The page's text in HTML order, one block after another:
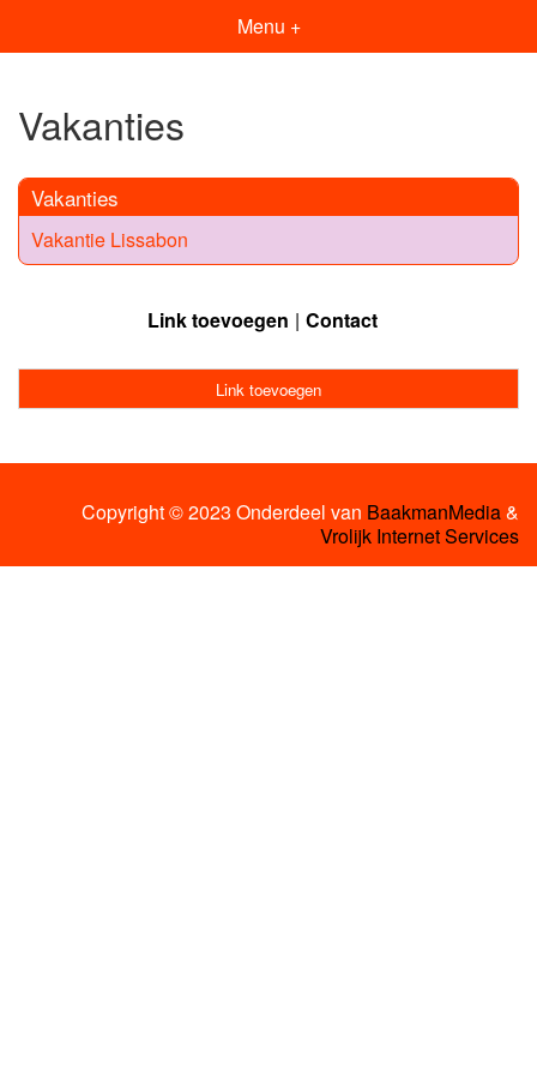
Menu +
Vakanties
Vakanties
Vakantie Lissabon
Link toevoegen Contact
Link toevoegen
Copyright © 2023 Onderdeel van BaakmanMedia&
Vrolijk Internet Services